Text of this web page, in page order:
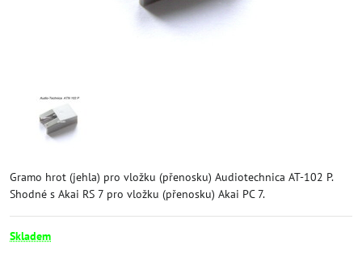
Gramo hrot (jehla) pro vložku (přenosku) Audiotechnica AT-102 P.
Shodné s Akai RS 7 pro vložku (přenosku) Akai PC 7.
Skladem